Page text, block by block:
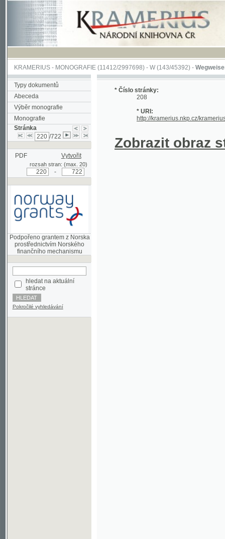
KRAMERIUS-MONOGRAFIE(11412/2997698) -W (143/45392)-Wegweiser durch
Typy dokumentů
Abeceda
Výběr monografie
Monografie
Stránka
/722
PDF Vytvořit
rozsah stran: (max. 20)
Podpořeno grantem z Norska
prostřednictvím Norského
hledat na aktuální
stránce
Pokročilé vyhledávání
* Číslo stránky:
208
* URI:
http://kramerius.nkp.cz/kramerius/